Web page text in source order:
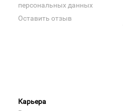
персональных данных
Оставить отзыв
Карьера